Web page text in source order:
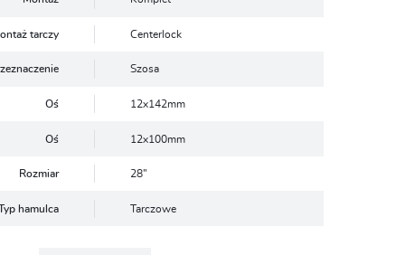
tarczy Centerlock
Szosa
Oś 12x142mm
Oś 12x100mm
Rozmiar 28”
hamulca Tarczowe